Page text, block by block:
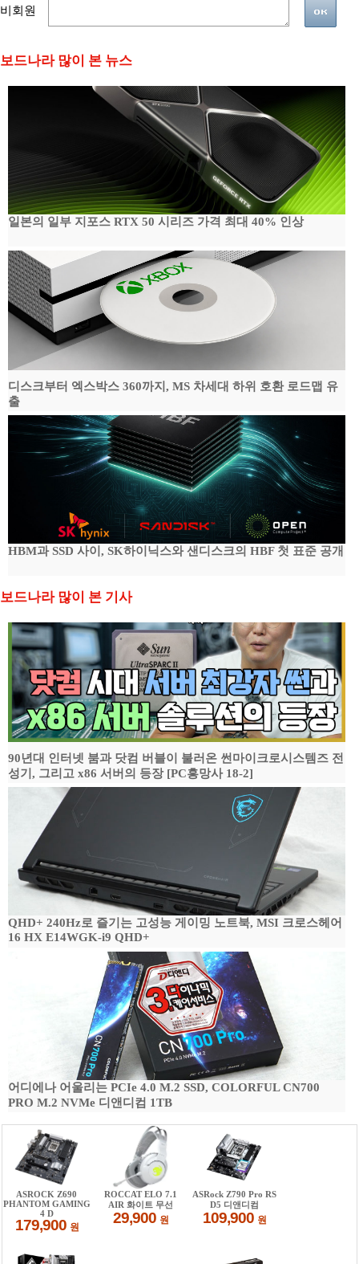
비회원
보드나라 많이 본 뉴스
일본의 일부 지포스 RTX 50 시리즈 가격 최대 40% 인상
디스크부터 엑스박스 360까지, MS 차세대 하위 호환 로드맵 유
출
HBM과 SSD 사이, SK하이닉스와 샌디스크의 HBF 첫 표준 공개
보드나라 많이 본 기사
90년대 인터넷 붐과 닷컴 버블이 불러온 썬마이크로시스템즈 전
성기, 그리고 x86 서버의 등장 [PC흥망사 18-2]
QHD+ 240Hz로 즐기는 고성능 게이밍 노트북, MSI 크로스헤어
16 HX E14WGK-i9 QHD+
어디에나 어울리는 PCIe 4.0 M.2 SSD, COLORFUL CN700
PRO M.2 NVMe 디앤디컴 1TB